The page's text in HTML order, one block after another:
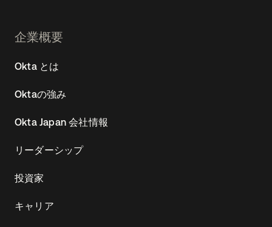
Footer
(JA)
企業概要
Okta とは
Oktaの強み
Okta Japan 会社情報
リーダーシップ
投資家
キャリア